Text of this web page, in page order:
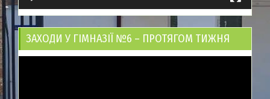
ЗАХОДИ У ГІМНАЗІЇ №6 – ПРОТЯГОМ ТИЖНЯ